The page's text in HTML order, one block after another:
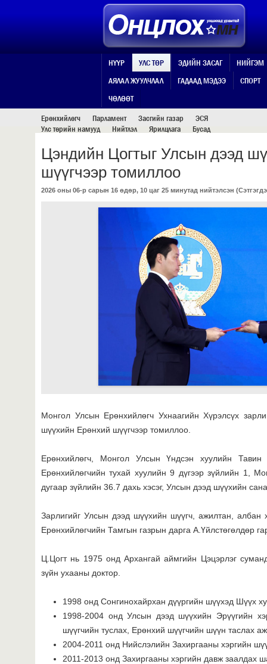
УЛС ТӨР
НҮҮР УЛС ТӨР ЭДИЙН ЗАСАГ
НИЙГЭМ
АЯЛАЛ ЖУУЛЧЛАЛ
ГАДААД МЭДЭЭ
СПОРТ
ЧӨЛӨӨТ
Ерөнхийлөгч
Парламент Засгийн газар
ЭСЯ
Улс төрийн намууд
Нийтлэл Ярилцлага Бусад
Цэндийн Цогтыг Улсын дээд
шүүгчээр томиллоо
2026 оны 06-р сарын 16 өдөр, 10 цаг 25 минутад нийтэлсэн (
Монгол Улсын Ерөнхийлөгч Ухнаагийн Хүрэлсүх
шүүхийн Ерөнхий шүүгчээр томиллоо.
Ерөнхийлөгч, Монгол Улсын Үндсэн хуулийн
Ерөнхийлөгчийн тухай хуулийн 9 дүгээр зүйлийн 1,
дугаар зүйлийн 36.7 дахь хэсэг, Улсын дээд шүүхийн
Зарлигийг Улсын дээд шүүхийн шүүгч, ажилтан,
Ерөнхийлөгчийн Тамгын газрын дарга А.Үйлстөгөлдөр
Ц.Цогт нь 1975 онд Архангай аймгийн Цэцэрлэг
зүйн ухааны доктор.
1998 онд Сонгинохайрхан дүүргийн шүүхэд Шүүх
1998-2004 онд Улсын дээд шүүхийн Эрүүгийн
шүүгчийн туслах, Ерөнхий шүүгчийн шүүн таслах
2004-2011 онд Нийслэлийн Захиргааны хэргийн
2011-2013 онд Захиргааны хэргийн давж заалдах